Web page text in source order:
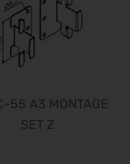
55 A3 MONTAGE
SET Z